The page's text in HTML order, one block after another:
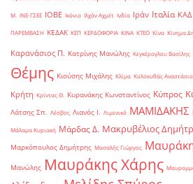
Μ. ΙΝΕ-ΓΣΕΕ ΙΟΒΕ Ικόνιο Ιλχάν Αχμέτ Ινδία Ιράν Ιταλία ΚΑΔ
ΠΑΡΕΜΒΑΣΗ ΚΕΔΑΚ ΚΕΠ ΚΕΡΔΟΦΟΡΙΑ ΚΙΝΑ ΚΤΕΟ Κίνα Κίνημα
Καρανάσιος Π. Κατρίνης Μανώλης Κεγκέρογλου Βασίλης
Θέμης Κιούσης Μιχάλης Κλίμα Κολοκυθάς
Κρήτη Κρίντας Θ. Κυρανάκης Κωνσταντίνος Κύπρος
Λάτσης Σπ. Λέσβος Λιανός Ι. Λιμενικό ΜΑΜΙΔΑΚΗΣ
Μάλαμα Κυριακή Μάρδας Δ. Μακρυβέλιος
Μαρκόπουλος Δημήτρης Μασαλής Γιώργος
Μανώλης Μαυράκης Χάρης